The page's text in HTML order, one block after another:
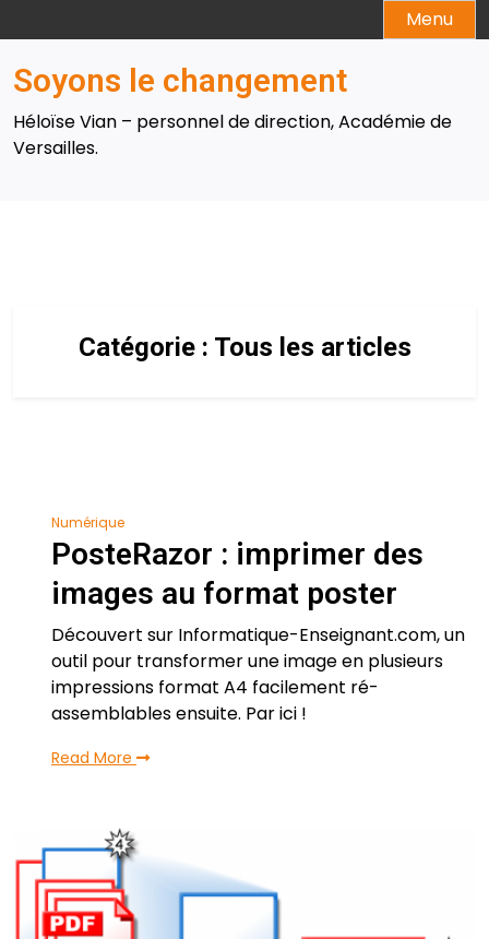
to
content
Menu
Soyons le changement
Héloïse Vian – personnel de direction, Académie de
Versailles.
Catégorie : Tous les articles
Numérique
PosteRazor : imprimer des
images au format poster
Découvert sur Informatique-Enseignant.com, un
outil pour transformer une image en plusieurs
impressions format A4 facilement ré-
assemblables ensuite. Par ici !
Read More